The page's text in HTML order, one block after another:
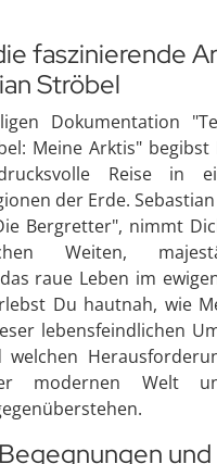
faszinierende
Ströbel
Dokumentation
Meine Arktis" begibst
Reise in
der Erde.
Bergretter", nimmt
Weiten,
raue Leben im
Du hautnah, wie
lebensfeindlichen
modernen Welt
und